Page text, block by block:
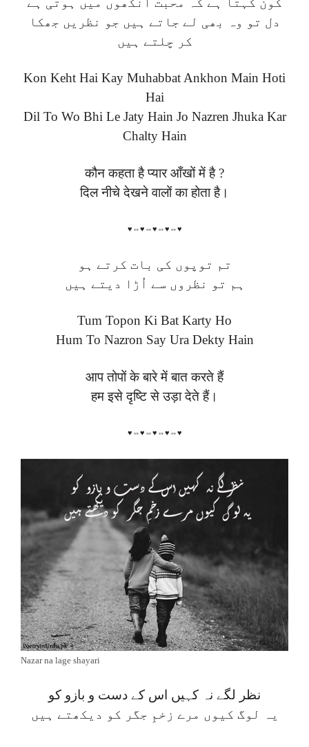
دل تو وہ بھی لے جاتے ہیں جو نظریں جھکا
کر چلتے ہیں
Kon Keht Hai Kay Muhabbat Ankhon Main Hoti
Hai
Dil To Wo Bhi Le Jaty Hain Jo Nazren Jhuka Kar
Chalty Hain
कौन कहता है प्यार आँखों में है ?
दिल नीचे देखने वालों का होता है।
♥⇔♥⇔♥⇔♥⇔♥
تم توپوں کی بات کرتے ہو
ہم تو نظروں سے اُڑا دیتے ہیں
Tum Topon Ki Bat Karty Ho
Hum To Nazron Say Ura Dekty Hain
आप तोपों के बारे में बात करते हैं
हम इसे दृष्टि से उड़ा देते हैं।
♥⇔♥⇔♥⇔♥⇔♥
Nazar na lage shayari
نظر لگے نہ کہیں اس کے دست و بازو کو
یہ لوگ کیوں مرے زخمِ جگر کو دیکھتے ہیں